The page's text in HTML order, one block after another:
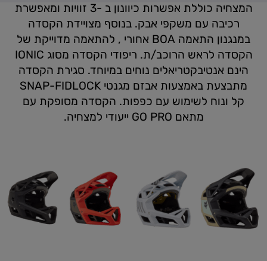
המצחיה כוללת אפשרות כיוונון ב -3 זוויות ומאפשרת
רכיבה עם משקפי אבק. בנוסף מצויידת הקסדה
במנגנון התאמה BOA אחורי , להתאמה מדוייקת של
הקסדה לראש הרוכב/ת. ריפודי הקסדה מסוג IONIC
הינם אנטיבקטריאלים נוחים במיוחד. סגירת הקסדה
מתבצעת באמצעות אבזם מגנטי SNAP-FIDLOCK
קל ונוח לשימוש עם כפפות. הקסדה מסופקת עם
מתאם GO PRO ייעודי למצחיה.